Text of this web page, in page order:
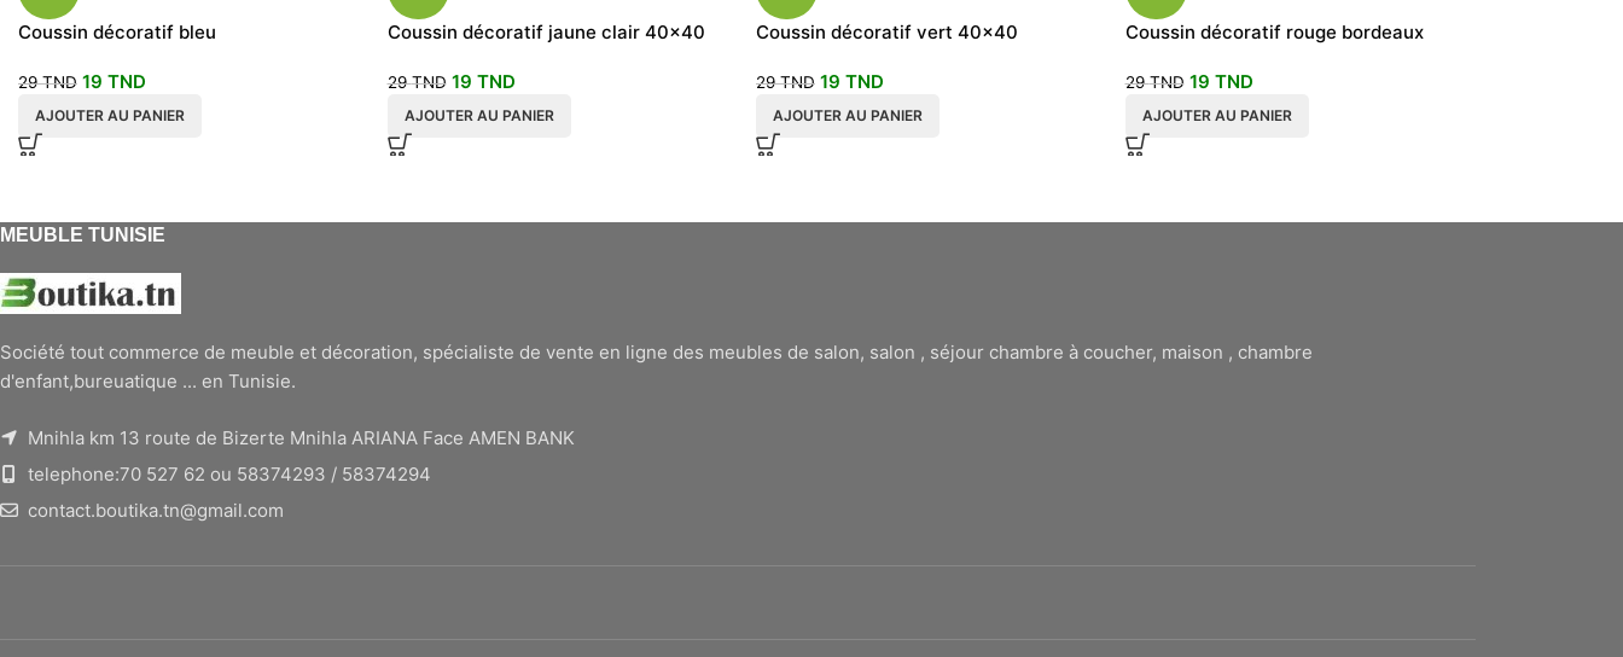
Coussin décoratif bleu
29TND 19 TND
AJOUTER AU PANIER
Coussin décoratif jaune clair 40×40
29TND 19 TND
AJOUTER AU PANIER
Coussin décoratif vert 40×40
29TND 19 TND
AJOUTER AU PANIER
Coussin décoratif rouge bordeaux
29TND 19 TND
AJOUTER AU PANIER
MEUBLE TUNISIE
Société tout commerce de meuble et décoration, spécialiste de vente en ligne des meubles de salon, salon , séjour chambre à coucher, maison , chambre
d'enfant,bureuatique ... en Tunisie.
Mnihla km 13 route de Bizerte Mnihla ARIANA Face AMEN BANK
telephone:70 527 62 ou 58374293 / 58374294
contact.boutika.tn@gmail.com